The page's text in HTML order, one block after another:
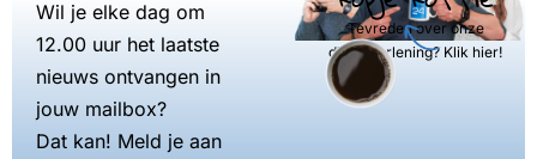
Wil je elke dag om
12.00 uur het laatste
nieuws ontvangen in
jouw mailbox?
Dat kan! Meld je aan
Tevreden over onze
dienstverlening? Klik hier!